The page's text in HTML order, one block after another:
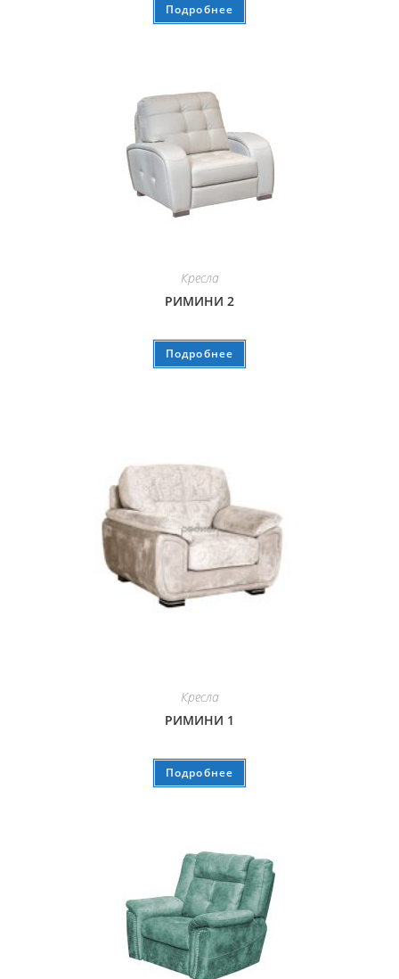
Подробнее
Кресла
РИМИНИ 2
Подробнее
Кресла
РИМИНИ 1
Подробнее